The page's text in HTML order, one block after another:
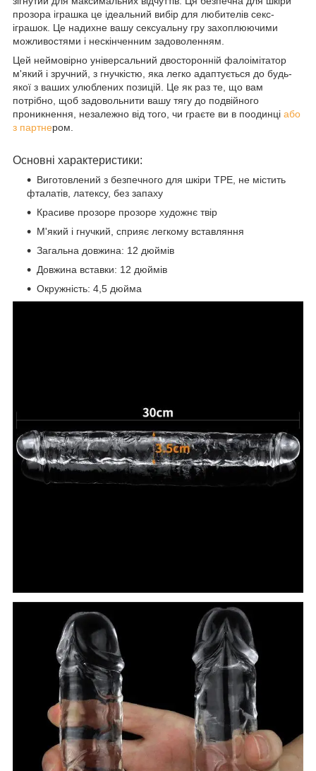
прозора іграшка це ідеальний вибір для любителів секс-
іграшок. Це надихне вашу сексуальну гру захоплюючими
можливостями і нескінченним задоволенням.
Цей неймовірно універсальний двосторонній фалоімітатор
м'який і зручний, з гнучкістю, яка легко адаптується до будь-
якої з ваших улюблених позицій. Це як раз те, що вам
потрібно, щоб задовольнити вашу тягу до подвійного
проникнення, незалежно від того, чи граєте ви в поодинці або
з партнером.
Основні характеристики:
Виготовлений з безпечного для шкіри TPE, не містить
фталатів, латексу, без запаху
Красиве прозоре прозоре художнє твір
М'який і гнучкий, сприяє легкому вставляння
Загальна довжина: 12 дюймів
Довжина вставки: 12 дюймів
Окружність: 4,5 дюйма